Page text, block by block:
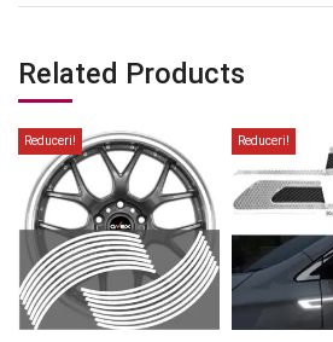
Related Products
Reduceri! Reduceri!